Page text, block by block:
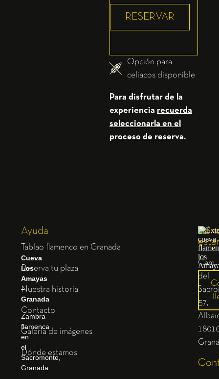
RESERVAR
Opción para
celiacos disponible
Para disfrutar de la
experiencia recuerda
seleccionarla en el
proceso de reserva.
Cueva
Los
Amayas
–
Granada
Zambra
flamenca
en
el
Sacromonte,
Granada
Ayuda
Tablao flamenco en Granada
Reserva tu plaza
Nuestra historia
Contacto
Galería de imágenes
Dónde estamos
Cam.
del
57,